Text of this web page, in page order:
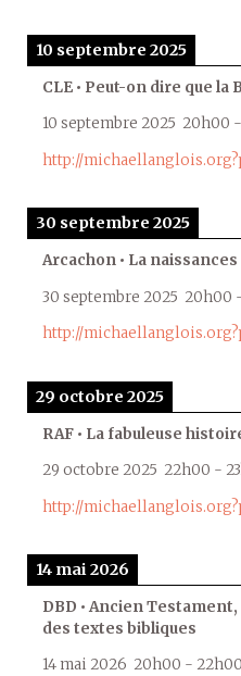
10 septembre 2025
CLE • Peut-on dire que la
10 septembre 2025 20h00 -
http://
30 septembre 2025
Arcachon • La
30 septembre 2025 20h00
http://
29 octobre 2025
RAF • La fabuleuse
29 octobre 2025 22h00 -
http://
14 mai 2026
DBD • Ancien
des textes bibliques
14 mai 2026 20h00 - 22h00